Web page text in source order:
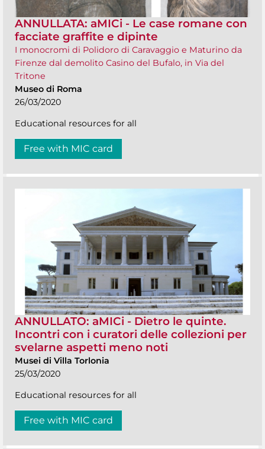
ANNULLATA: aMICi - Le case romane con
facciate graffite e dipinte
I monocromi di Polidoro di Caravaggio e Maturino da
Firenze dal demolito Casino del Bufalo, in Via del
Tritone
Museo di Roma
26/03/2020
Educational resources for all
Free with MIC card
ANNULLATO: aMICi - Dietro le quinte.
Incontri con i curatori delle collezioni per
svelarne aspetti meno noti
Musei di Villa Torlonia
25/03/2020
Educational resources for all
Free with MIC card